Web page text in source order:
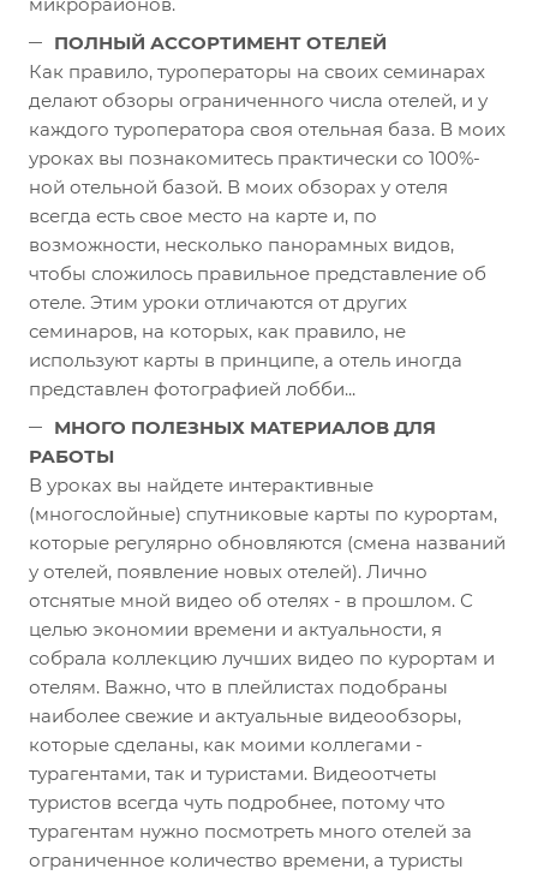
ПОЛНЫЙ АССОРТИМЕНТ ОТЕЛЕЙ
Как правило, туроператоры на своих семинарах
делают обзоры ограниченного числа отелей, и у
каждого туроператора своя отельная база. В моих
уроках вы познакомитесь практически со 100%-
ной отельной базой. В моих обзорах у отеля
всегда есть свое место на карте и, по
возможности, несколько панорамных видов,
чтобы сложилось правильное представление об
отеле. Этим уроки отличаются от других
семинаров, на которых, как правило, не
используют карты в принципе, а отель иногда
представлен фотографией лобби...
МНОГО ПОЛЕЗНЫХ МАТЕРИАЛОВ ДЛЯ
РАБОТЫ
В уроках вы найдете интерактивные
(многослойные) спутниковые карты по курортам,
которые регулярно обновляются (смена названий
у отелей, появление новых отелей). Лично
отснятые мной видео об отелях - в прошлом. С
целью экономии времени и актуальности, я
собрала коллекцию лучших видео по курортам и
отелям. Важно, что в плейлистах подобраны
наиболее свежие и актуальные видеообзоры,
которые сделаны, как моими коллегами -
турагентами, так и туристами. Видеоотчеты
туристов всегда чуть подробнее, потому что
турагентам нужно посмотреть много отелей за
ограниченное количество времени, а туристы